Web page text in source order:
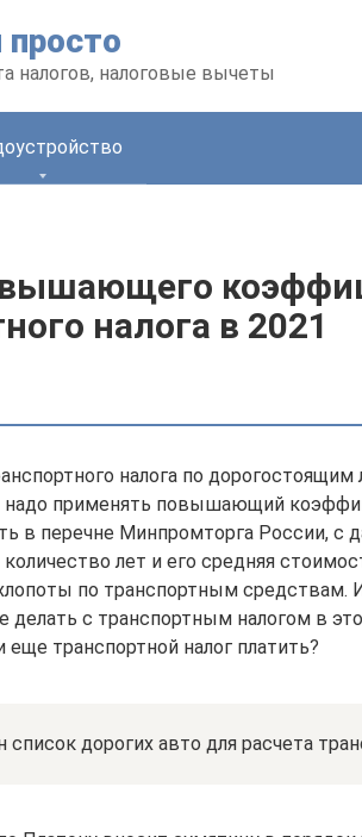
просто
налогов, налоговые вычеты
налога в 2021
налога по
надо применять повышающий
в перечне Минпромторга России, с
лет и его средняя
по транспортным средствам.
делать с транспортным налогом в
еще транспортной налог платить?
список дорогих авто для расчета